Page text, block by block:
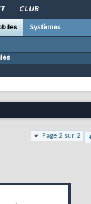
CLUB
Systèmes
Page 2 sur 2